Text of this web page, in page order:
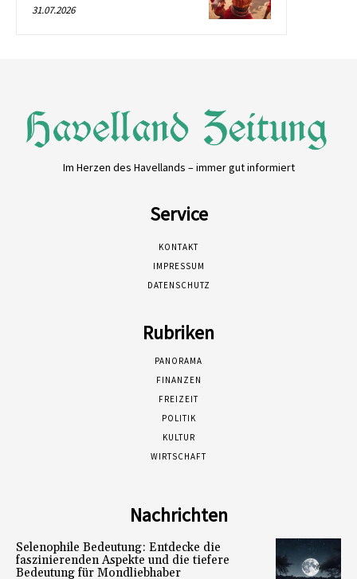
31.07.2026
Im Herzen des Havellands – immer gut informiert
Service
KONTAKT
IMPRESSUM
DATENSCHUTZ
Rubriken
PANORAMA
FINANZEN
FREIZEIT
POLITIK
KULTUR
WIRTSCHAFT
Nachrichten
Selenophile Bedeutung: Entdecke die
faszinierenden Aspekte und die tiefere
Bedeutung für Mondliebhaber